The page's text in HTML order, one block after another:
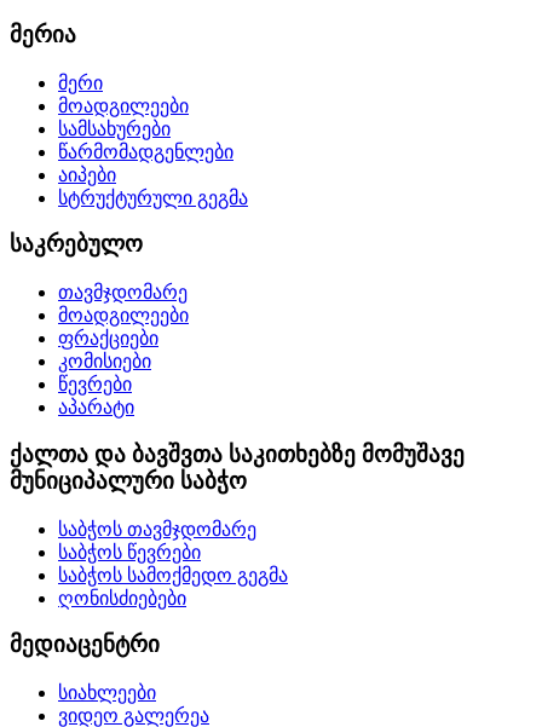
მერია
მერი
მოადგილეები
სამსახურები
წარმომადგენლები
აიპები
სტრუქტურული გეგმა
საკრებულო
თავმჯდომარე
მოადგილეები
ფრაქციები
კომისიები
წევრები
აპარატი
ქალთა და ბავშვთა საკითხებზე მომუშავე
მუნიციპალური საბჭო
საბჭოს თავმჯდომარე
საბჭოს წევრები
საბჭოს სამოქმედო გეგმა
ღონისძიებები
მედიაცენტრი
სიახლეები
ვიდეო გალერეა